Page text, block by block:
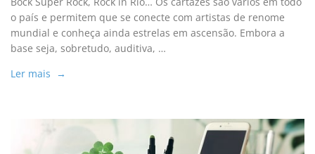
o país e permitem que se conecte com artistas de renome
mundial e conheça ainda estrelas em ascensão. Embora a
base seja, sobretudo, auditiva, …
Ler mais →